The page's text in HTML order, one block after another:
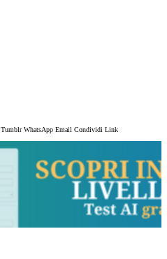
Tumblr WhatsApp Email Condividi Link